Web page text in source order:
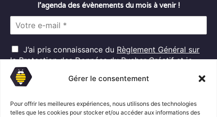
Gérer le consentement
Pour offrir les meilleures expériences, nous utilisons des technologies
telles que les cookies pour stocker et/ou accéder aux informations des
l’agenda des évènements du mois à venir !
l
*
R
G
D
P
J’ai pris connaissance du Règlement Général sur
la Protection des Donnéesdu Rucher Créatif et je
consens au traitement de mes données personnelles
dans ces conditions.*